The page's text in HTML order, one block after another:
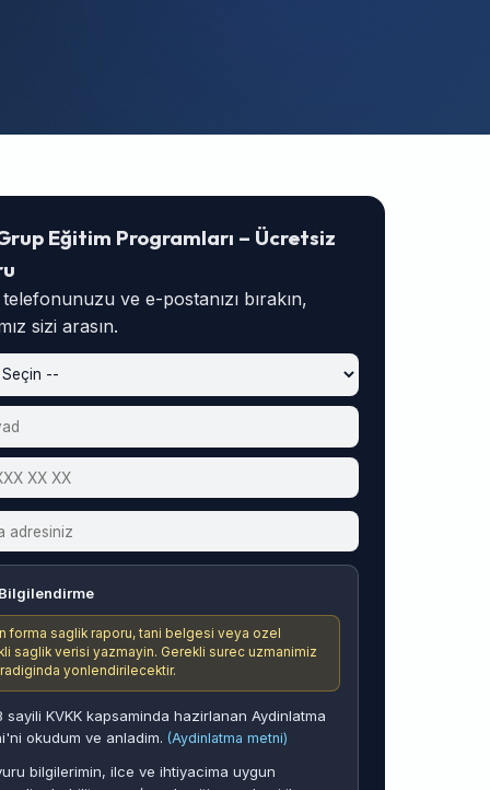
Eğitim Programları – Ücretsiz
telefonunuzu ve e-postanızı bırakın,
sizi arasın.
forma saglik raporu, tani belgesi veya ozel
saglik verisi yazmayin. Gerekli surec uzmanimiz
yonlendirilecektir.
sayili KVKK kapsaminda hazirlanan Aydinlatma
okudum ve anladim. (Aydinlatma metni)
bilgilerimin, ilce ve ihtiyacima uygun